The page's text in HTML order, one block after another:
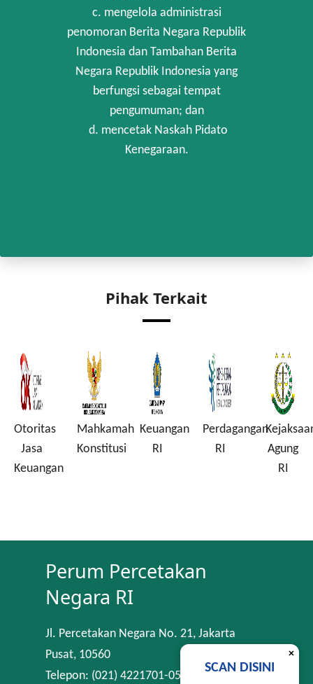
c. mengelola administrasi
penomoran Berita Negara Republik
Indonesia dan Tambahan Berita
Negara Republik Indonesia yang
berfungsi sebagai tempat
pengumuman; dan
d. mencetak Naskah Pidato
Kenegaraan.
Pihak Terkait
Otoritas
Jasa
Keuangan
Mahkamah
Konstitusi
Keuangan
RI
Perdagangan
RI
Agung
RI
Perum Percetakan
Negara RI
Jl. Percetakan Negara No. 21, Jakarta
Pusat, 10560
Telepon: (021) 4221701-05
×
SCAN DISINI